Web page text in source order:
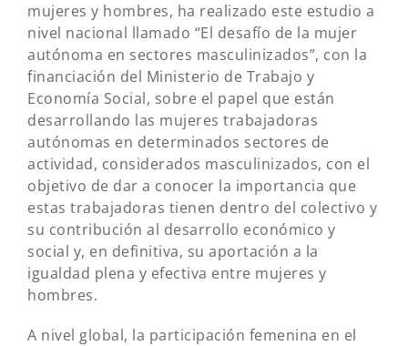
mujeres y hombres, ha realizado este estudio a
nivel nacional llamado “El desafío de la mujer
autónoma en sectores masculinizados”, con la
financiación del Ministerio de Trabajo y
Economía Social, sobre el papel que están
desarrollando las mujeres trabajadoras
autónomas en determinados sectores de
actividad, considerados masculinizados, con el
objetivo de dar a conocer la importancia que
estas trabajadoras tienen dentro del colectivo y
su contribución al desarrollo económico y
social y, en definitiva, su aportación a la
igualdad plena y efectiva entre mujeres y
hombres.
A nivel global, la participación femenina en el